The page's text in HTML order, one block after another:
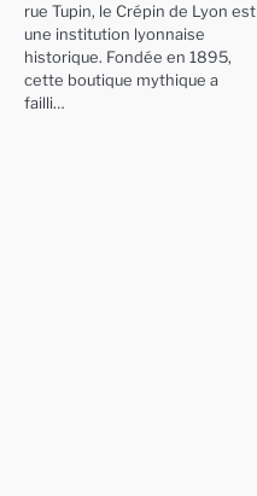
rue Tupin, le Crépin de Lyon est
une institution lyonnaise
historique. Fondée en 1895,
cette boutique mythique a
failli…